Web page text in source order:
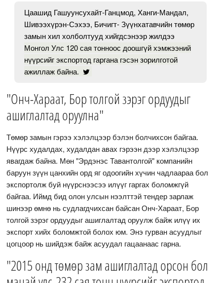
Цаашид Гашуунсухайт-Ганцмод, Ханги-Мандал,
Шивээхүрэн-Сэхээ, Бичигт- Зүүнхатавчийн төмөр
замын хил холболтууд хийгдсэнээр жилдээ
Монгол Улс 120 сая тонноос доошгүй хэмжээний
нүүрсийг экспортод гаргана гэсэн зорилготой
ажиллаж байна.
"Онч-Хараат, Бор толгой зэрэг ордуудыг
ашиглалтад оруулна"
Төмөр замын гэрээ хэлэлцээр бэлэн болчихсон байгаа.
Нүүрс худалдах, худалдан авах гэрээн дээр хэлэлцээр
явагдаж байна. Мөн "Эрдэнэс Тавантолгой" компанийн
баруун зүүн цанхийн орд яг одоогийн хүчин чадлаараа бол
экспортолж буй нүүрснээсээ илүүг гаргах боломжгүй
байгаа. Иймд бид олон улсын нээлттэй тендер зарлаж
шинээр өмнө нь судлагдчихсан байсан Онч-Хараат, Бор
толгой зэрэг ордуудыг ашиглалтад оруулж байж илүү их
экспорт хийх боломжтой болох юм. Энэ гурван асуудлыг
цогцоор нь шийдэж байж асуудал гацаанаас гарна.
"2015 онд төмөр зам ашиглалтад орсон бол